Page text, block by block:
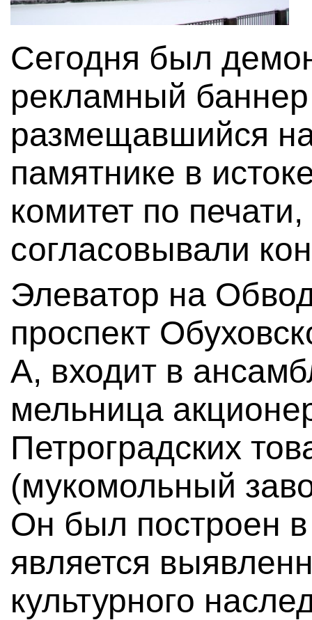
Сегодня был
рекламный
размещавшийся
памятнике в
комитет по
согласовывали
Элеватор на
проспект
А, входит в
мельница
Петроградских
(мукомольный
Он был построен
является
культурного